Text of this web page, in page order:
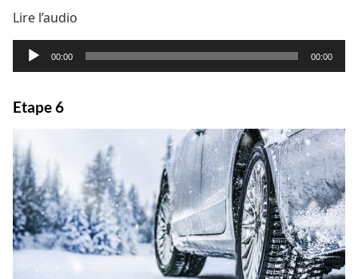
Lire l’audio
Lecteur
audio
00:00 00:00
Etape 6